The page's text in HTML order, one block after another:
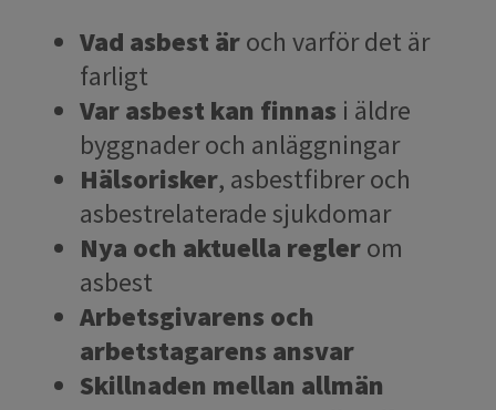
Vad asbest äroch varför det är
farligt
Var asbest kan finnas i äldre
byggnader och anläggningar
Hälsorisker, asbestfibrer och
asbestrelaterade sjukdomar
Nya och aktuella reglerom
asbest
Arbetsgivarens och
arbetstagarens ansvar
Skillnaden mellan allmän